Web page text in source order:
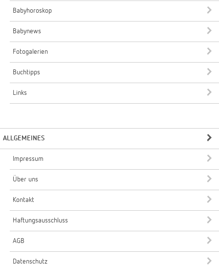
Babyhoroskop
Babynews
Fotogalerien
Buchtipps
Links
ALLGEMEINES
Impressum
Über uns
Kontakt
Haftungsausschluss
AGB
Datenschutz